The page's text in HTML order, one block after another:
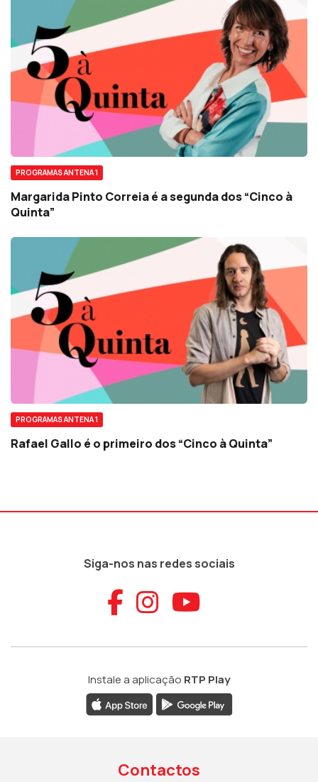
PROGRAMAS ANTENA 1
Margarida Pinto Correia é a segunda dos “Cinco à
Quinta”
PROGRAMAS ANTENA 1
Rafael Gallo é o primeiro dos “Cinco à Quinta”
Siga-nos nas redes sociais
Aceder ao
Aceder ao
Aceder
Instale a aplicação RTP Play
Contactos